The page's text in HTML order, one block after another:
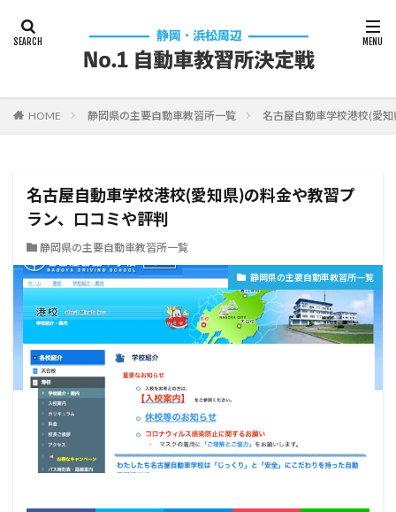
HOME 静岡県の主要自動車教習所一覧 名古屋自動車学校港校(愛
名古屋自動車学校港校(愛知県)の料金や教習プ
ラン、口コミや評判
静岡県の主要自動車教習所一覧
静岡県の主要自動車教習所一覧